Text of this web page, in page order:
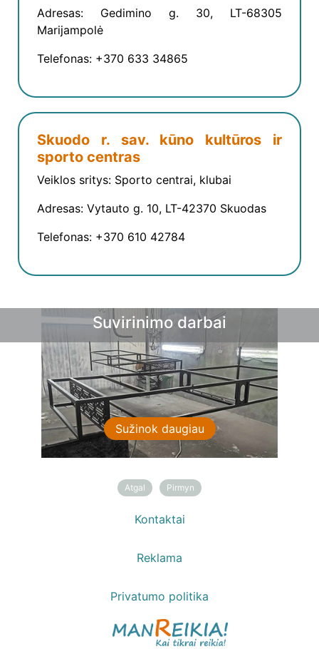
Adresas: Gedimino g. 30, LT-68305
Marijampolė
Telefonas: +370 633 34865
Skuodo r. sav. kūno kultūros ir
sporto centras
Veiklos sritys: Sporto centrai, klubai
Adresas: Vytauto g. 10, LT-42370 Skuodas
Telefonas: +370 610 42784
Suvirinimo darbai
Sužinok daugiau
Atgal Pirmyn
Kontaktai
Reklama
Privatumo politika